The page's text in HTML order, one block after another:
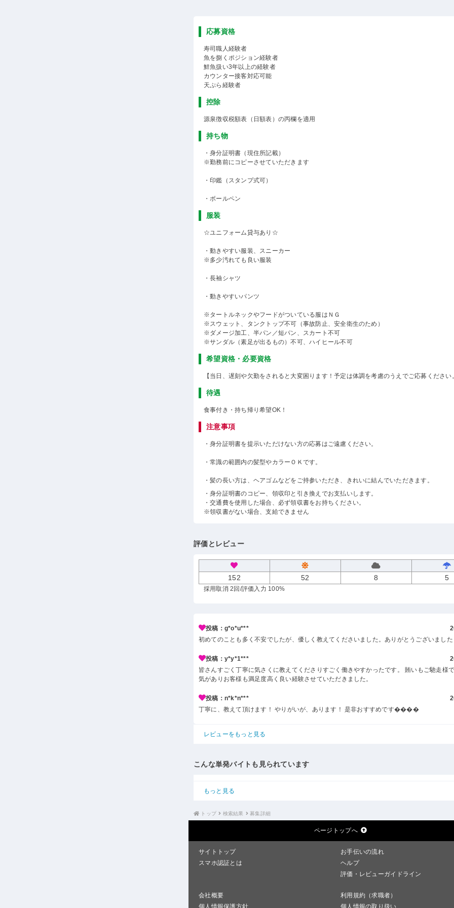
応募資格
寿司職人経験者
魚を捌くポジション経験者
鮮魚扱い3年以上の経験者
カウンター接客対応可能
天ぷら経験者
控除
源泉徴収税額表（日額表）の丙欄を適用
持ち物
・身分証明書（現住所記載）
※勤務前にコピーさせていただきます
・印鑑（スタンプ式可）
・ボールペン
服装
☆ユニフォーム貸与あり☆
・動きやすい服装、スニーカー
※多少汚れても良い服装
・長袖シャツ
・動きやすいパンツ
※タートルネックやフードがついている服はＮＧ
※スウェット、タンクトップ不可（事故防止、安全衛生のため）
※ダメージ加工、半パン／短パン、スカート不可
※サンダル（素足が出るもの）不可、ハイヒール不可
希望資格・必要資格
【当日、遅刻や欠勤をされると大変困ります！予定は体調を考慮のうえでご応募ください
待遇
食事付き・持ち帰り希望OK！
注意事項
・身分証明書を提示いただけない方の応募はご遠慮ください。
・常識の範囲内の髪型やカラーＯＫです。
・髪の長い方は、ヘアゴムなどをご持参いただき、きれいに結んでいただきます。
・身分証明書のコピー、領収印と引き換えでお支払いします。
・交通費を使用した場合、必ず領収書をお持ちください。
※領収書がない場合、支給できません
評価とレビュー
152 52 8 5
採用取消 2回 /評価入力 100%
投稿：g*o*u***
初めてのことも多く不安でしたが、優しく教えてくださいました。ありがとうございました
投稿：y*y*1***
皆さんすごく丁寧に気さくに教えてくださりすごく働きやすかったです。 賄いもご馳走様
気がありお客様も満足度高く良い経験させていただきました。
投稿：n*k*n***
丁寧に、教えて頂けます！ やりがいが、あります！ 是非おすすめです����
レビューをもっと見る
こんな単発バイトも見られています
もっと見る
トップ 検索結果 募集詳細
ページトップへ
サイトトップ
お手伝いの流れ
スマホ認証とは
ヘルプ
評価・レビューガイドライン
会社概要
利用規約（求職者）
個人情報保護方針
個人情報の取り扱い